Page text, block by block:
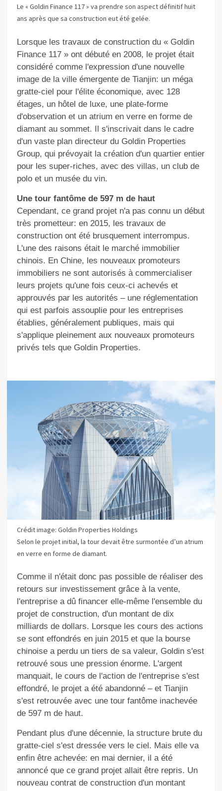
Le « Goldin Finance 117 » va prendre son aspect définitif huit
ans après que sa construction eut été gelée.
Lorsque les travaux de construction du « Goldin
Finance 117 » ont débuté en 2008, le projet était
considéré comme l'expression d'une nouvelle
image de la ville émergente de Tianjin: un méga
gratte-ciel pour l'élite économique, avec 128
étages, un hôtel de luxe, une plate-forme
d'observation et un atrium en verre en forme de
diamant au sommet. Il s'inscrivait dans le cadre
d'un vaste plan directeur du Goldin Properties
Group, qui prévoyait la création d'un quartier entier
pour les super-riches, avec des villas, un club de
polo et un musée du vin.
Une tour fantôme de 597 m de haut
Cependant, ce grand projet n'a pas connu un début
très prometteur: en 2015, les travaux de
construction ont été brusquement interrompus.
L'une des raisons était le marché immobilier
chinois. En Chine, les nouveaux promoteurs
immobiliers ne sont autorisés à commercialiser
leurs projets qu'une fois ceux-ci achevés et
approuvés par les autorités – une réglementation
qui est parfois assouplie pour les entreprises
établies, généralement publiques, mais qui
s'applique pleinement aux nouveaux promoteurs
privés tels que Goldin Properties.
Crédit image: Goldin Properties Holdings
Selon le projet initial, la tour devait être surmontée d’un atrium
en verre en forme de diamant.
Comme il n'était donc pas possible de réaliser des
retours sur investissement grâce à la vente,
l'entreprise a dû financer elle-même l'ensemble du
projet de construction, d'un montant de dix
milliards de dollars. Lorsque les cours des actions
se sont effondrés en juin 2015 et que la bourse
chinoise a perdu un tiers de sa valeur, Goldin s'est
retrouvé sous une pression énorme. L'argent
manquait, le cours de l'action de l'entreprise s'est
effondré, le projet a été abandonné – et Tianjin
s'est retrouvée avec une tour fantôme inachevée
de 597 m de haut.
Pendant plus d'une décennie, la structure brute du
gratte-ciel s'est dressée vers le ciel. Mais elle va
enfin être achevée: en mai dernier, il a été
annoncé que ce grand projet allait être repris. Un
nouveau contrat de construction d'un montant